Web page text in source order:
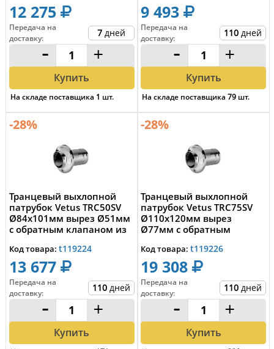
12 275
Передача на
доставку: 7 дней
- +
Купить
На складе поставщика 1 шт.
9 493
Передача на
доставку: 110 дней
- +
Купить
На складе поставщика79 шт.
-28%
Транцевый выхлопной
патрубок Vetus TRC50SV
Ø84x101мм вырез Ø51мм
с обратным клапаном из
Код товара: t119224
13 677
Передача на
доставку: 110 дней
- +
Купить
-28%
Транцевый выхлопной
патрубок Vetus TRC75SV
Ø110x120мм вырез
Ø77мм с обратным
нержавеющей...
Код товара: t119226
19 308
Передача на
доставку: 110 дней
- +
Купить